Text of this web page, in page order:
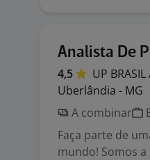
Analista De
4,5 UP BRASIL
Uberlândia - MG
A combinar
Faça parte de
mundo! Somos